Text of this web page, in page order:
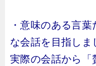
・意味のある言
な会話を目指しま
実際の会話から「